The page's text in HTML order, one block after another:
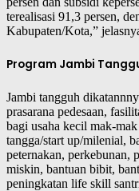
terealisasi 91,3 persen,
Kabupaten/Kota,”
Program Jambi
Jambi tangguh
prasarana pedesaan,
bagi usaha kecil mak-
tangga/start up/milenial,
peternakan, perkebunan,
miskin, bantuan bibit,
peningkatan life skill